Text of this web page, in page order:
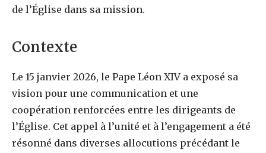
de l’Église dans sa mission.
Contexte
Le 15 janvier 2026, le Pape Léon XIV a exposé sa
vision pour une communication et une
coopération renforcées entre les dirigeants de
l’Église. Cet appel à l’unité et à l’engagement a été
résonné dans diverses allocutions précédant le